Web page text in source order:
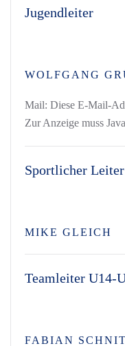
Jugendleiter
WOLFGANG
Mail: Diese E-Mail-
Zur Anzeige muss
Sportlicher Leiter
MIKE GLEICH
Teamleiter U14-
FABIAN